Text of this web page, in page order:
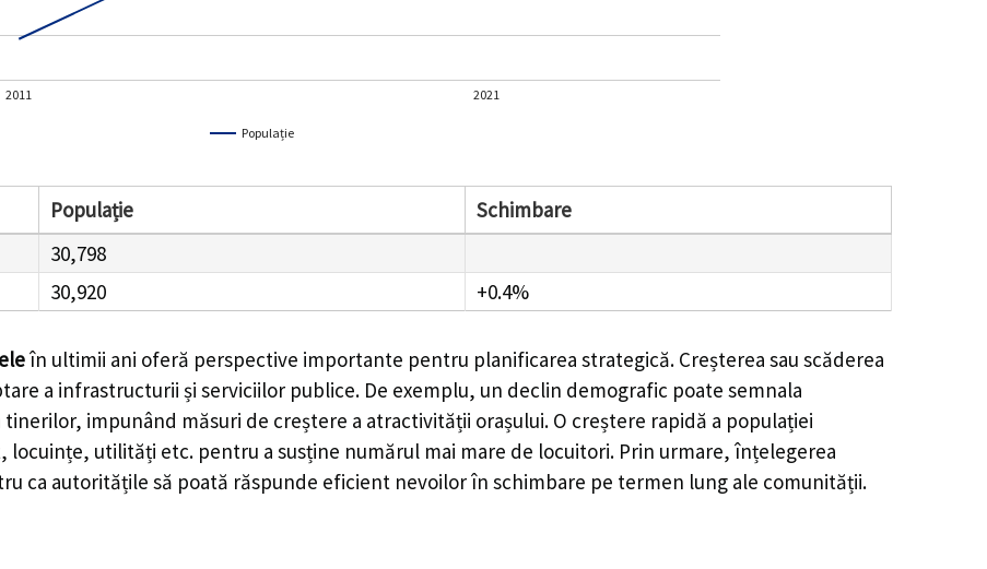
Populație
2011 2021
Populație
Schimbare
30,798
30,920 +0.4%
în ultimii ani oferă perspective importante pentru planificarea strategică. Creșterea sau scăderea
a infrastructurii și serviciilor publice. De exemplu, un declin demografic poate semnala
impunând măsuri de creștere a atractivității orașului. O creștere rapidă a populației
utilități etc. pentru a susține numărul mai mare de locuitori. Prin urmare, înțelegerea
ca autoritățile să poată răspunde eficient nevoilor în schimbare pe termen lung ale comunității.